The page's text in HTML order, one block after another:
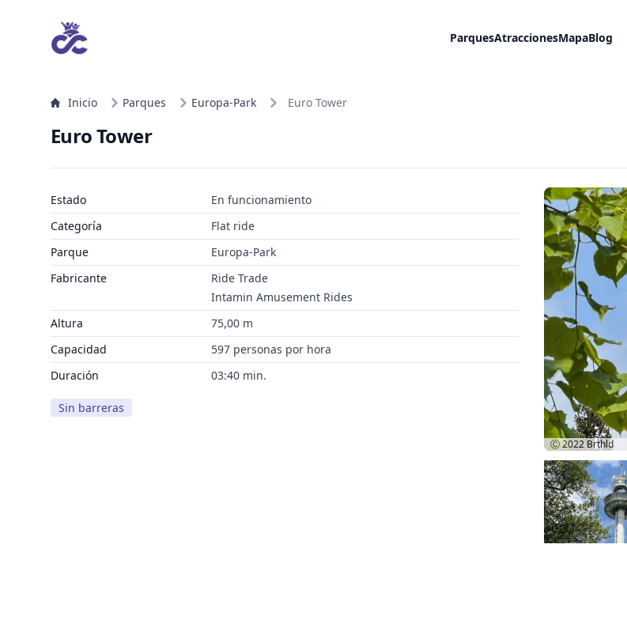
ParquesAtraccionesMapaBlog
Inicio Parques Europa-Park Euro Tower
Euro Tower
Estado
En funcionamiento
Categoría
Flat ride
Parque
Europa-Park
Fabricante
Ride Trade
Intamin Amusement Rides
Altura
75,00 m
Capacidad
597 personas por hora
Duración
03:40 min.
Sin barreras
Ⓒ 2022Brthld